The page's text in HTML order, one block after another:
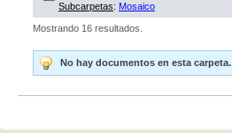
Subcarpetas: Mosaico
Mostrando 16 resultados.
No hay documentos en esta carpeta.